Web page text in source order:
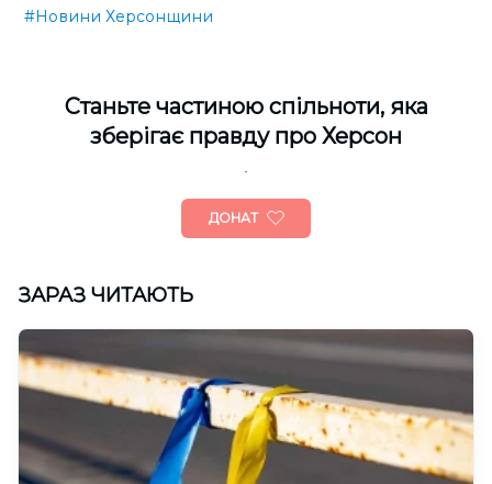
#Новини Херсонщини
Cтаньте частиною спільноти, яка
зберігає правду про Херсон
ДОНАТ
ЗАРАЗ ЧИТАЮТЬ